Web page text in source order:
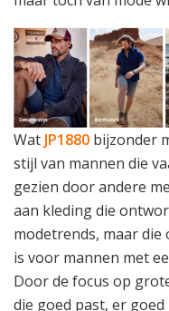
Wat JP1880 bijzonder
stijl van mannen die
gezien door andere
aan kleding die
modetrends, maar
is voor mannen met
Door de focus op
die goed past, er